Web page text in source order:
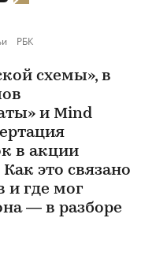
РБК
схемы», в
и Mind
в акции
это связано
и где мог
— в разборе